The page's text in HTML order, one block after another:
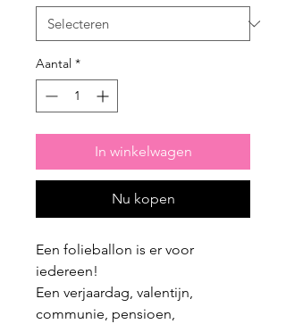
Aantal *
In winkelwagen
Nu kopen
Een folieballon is er voor
iedereen!
Een verjaardag, valentijn,
communie, pensioen,